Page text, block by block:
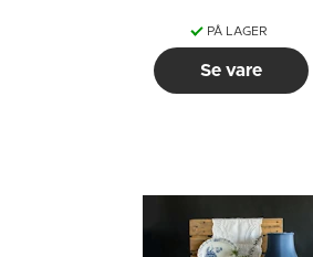
PÅ LAGER
Se vare